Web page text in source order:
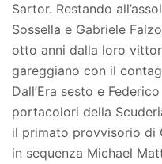
Sartor. Restando
Sossella e Gabriele
otto anni dalla loro
gareggiano con il
Dall’Era sesto e
portacolori della
il primato provvisorio di
in sequenza Michael